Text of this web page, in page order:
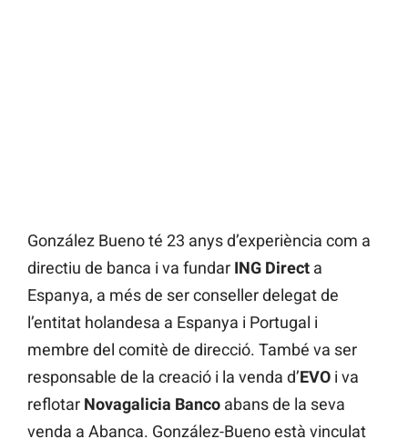
González Bueno té 23 anys d’experiència com a
directiu de banca i va fundar ING Direct a
Espanya, a més de ser conseller delegat de
l’entitat holandesa a Espanya i Portugal i
membre del comitè de direcció. També va ser
responsable de la creació i la venda d’EVO i va
reflotar Novagalicia Banco abans de la seva
venda a Abanca. González-Bueno està vinculat